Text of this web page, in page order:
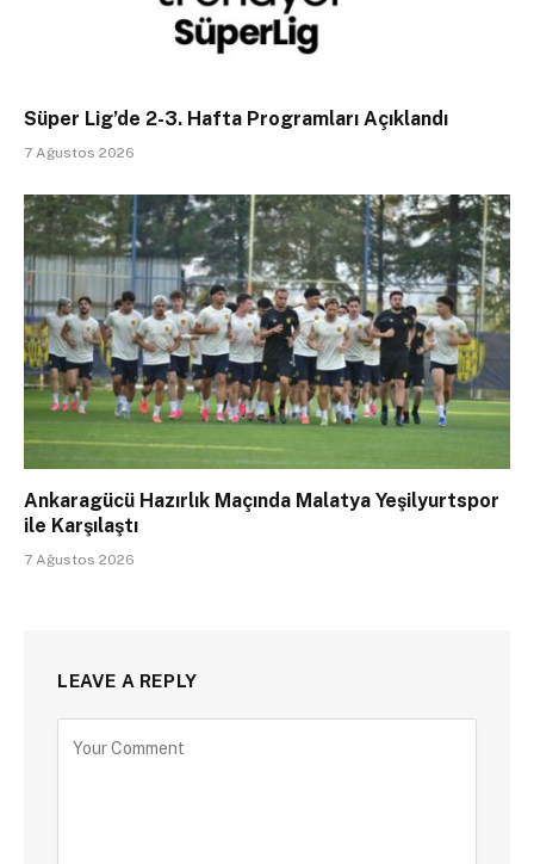
Süper Lig’de 2-3. Hafta Programları Açıklandı
7 Ağustos 2026
Ankaragücü Hazırlık Maçında Malatya Yeşilyurtspor
ile Karşılaştı
7 Ağustos 2026
LEAVE A REPLY